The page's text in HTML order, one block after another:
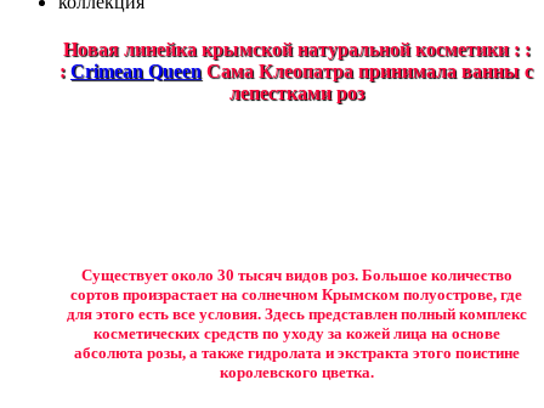
Новая линейка крымской натуральной косметики : :
: Crimean Queen Сама Клеопатра принимала ванны с
лепестками роз
Существует около 30 тысяч видов роз. Большое количество
сортов произрастает на солнечном Крымском полуострове, где
для этого есть все условия. Здесь представлен полный комплекс
косметических средств по уходу за кожей лица на основе
абсолюта розы, а также гидролата и экстракта этого поистине
королевского цветка.